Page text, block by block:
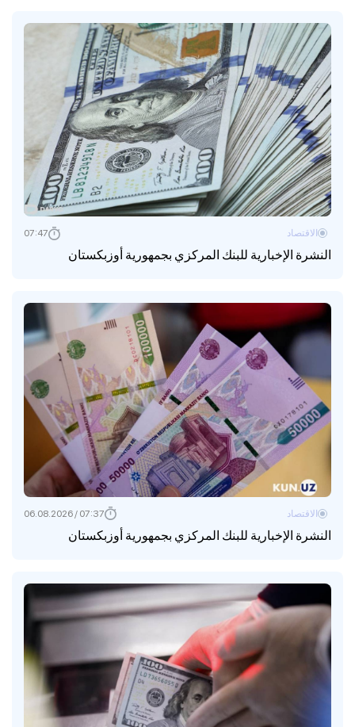
النشرة الإخبارية للبنك المركزي بجمهورية أوزبكستان
الاقتصاد 07:47
النشرة الإخبارية للبنك المركزي بجمهورية أوزبكستان
الاقتصاد 07:37 / 06.08.2026